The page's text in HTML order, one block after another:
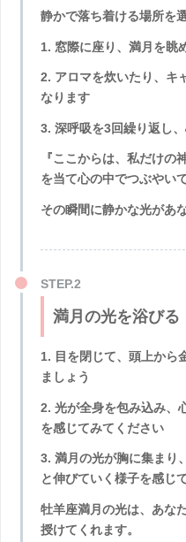
静かで落ち着ける場所を
1. 窓際に座り、満月を眺
2. アロマを炊いたり、キ
なります
3. 深呼吸を3回繰り返し
『ここからは、私だけの
を当て心の中でつぶやい
その瞬間に静かな光があ
満月の光を浴びる
1. 目を閉じて、頭上から
ましょう
2. 光が全身を包み込み、
を感じてみてください
3. 満月の光が胸に集まり
と伸びていく様子を感じ
牡羊座満月の光は、あな
授けてくれます。